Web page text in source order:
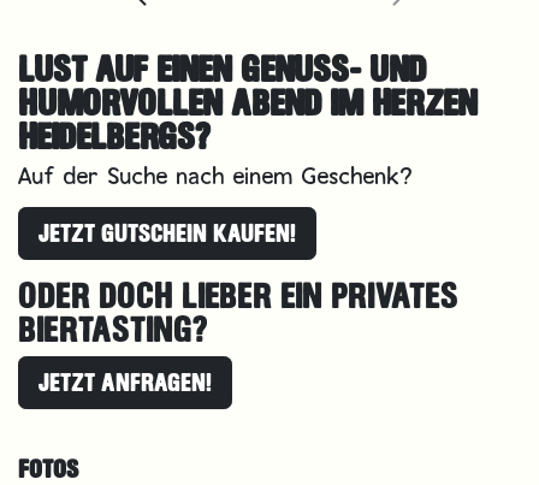
LUST AUF EINEN GENUSS- UND
HUMORVOLLEN ABEND IM HERZEN
HEIDELBERGS?
Auf der Suche nach einem Geschenk?
JETZT GUTSCHEIN KAUFEN!
ODER DOCH LIEBER EIN PRIVATES
BIERTASTING?
JETZT ANFRAGEN!
FOTOS